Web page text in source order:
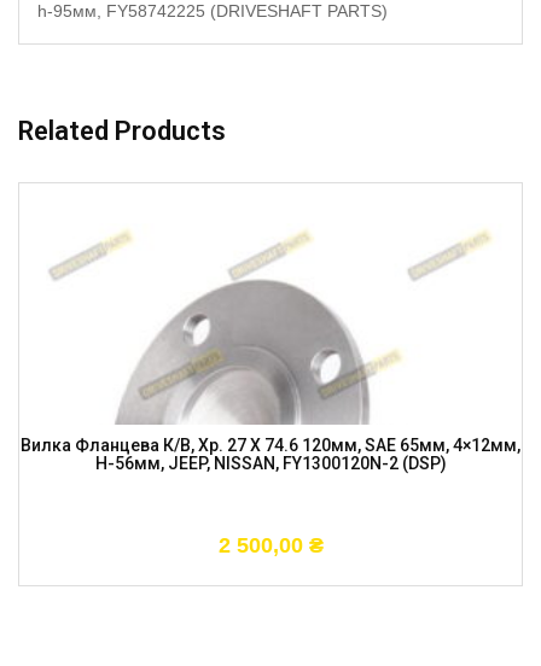
h-95мм, FY58742225 (DRIVESHAFT PARTS)
Related Products
Вилка Фланцева К/в, Хр. 27 X 74.6 120мм, SAE 65мм, 4×12мм,
H-56мм, JEEP, NISSAN, FY1300120N-2 (DSP)
2 500,00 ₴